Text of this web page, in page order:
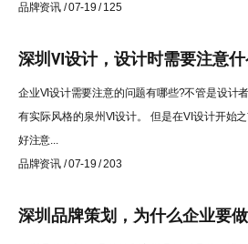
品牌资讯 / 07-19 / 125
深圳VI设计，设计时需要注意什
企业VI设计需要注意的问题有哪些?不管是设计
有实际风格的泉州VI设计。 但是在VI设计开始
好注意...
品牌资讯 / 07-19 / 203
深圳品牌策划，为什么企业要